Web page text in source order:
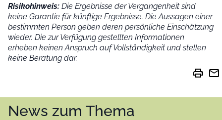
Risikohinweis: Die Ergebnisse der Vergangenheit sind
keine Garantie für künftige Ergebnisse. Die Aussagen einer
bestimmten Person geben deren persönliche Einschätzung
wieder. Die zur Verfügung gestellten Informationen
erheben keinen Anspruch auf Vollständigkeit und stellen
keine Beratung dar.
print mail
News zum Thema